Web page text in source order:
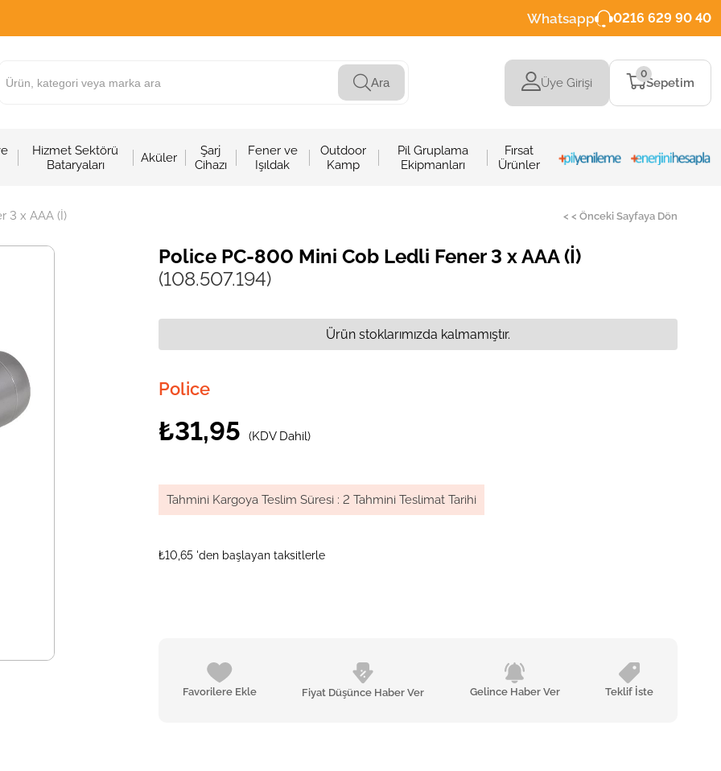
Whatsapp 0216 629 90 40
Ara Üye Girişi Sepetim
0
Hizmet Sektörü
Bataryaları
Aküler
Şarj
Cihazı
Fener ve
Işıldak
Outdoor
Kamp
Pil Gruplama
Ekipmanları
Fırsat
Ürünler
3 x AAA (İ) < < Önceki Sayfaya Dön
Police PC-800 Mini Cob Ledli Fener 3 x AAA (İ)
(108.507.194)
Police
₺31,95 (KDV Dahil)
Tahmini Kargoya Teslim Süresi : 2 Tahmini Teslimat Tarihi
₺10,65 'den başlayan taksitlerle
Favorilere Ekle Fiyat Düşünce Haber Ver Gelince Haber Ver Teklif İste
Ürün stoklarımızda kalmamıştır.